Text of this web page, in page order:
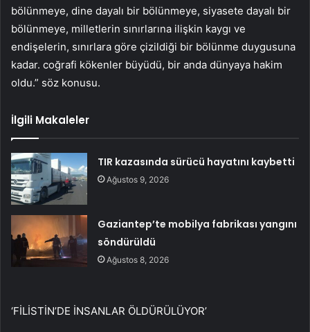
bölünmeye, dine dayalı bir bölünmeye, siyasete dayalı bir
bölünmeye, milletlerin sınırlarına ilişkin kaygı ve
endişelerin, sınırlara göre çizildiği bir bölünme duygusuna
kadar. coğrafi kökenler büyüdü, bir anda dünyaya hakim
oldu.” söz konusu.
İlgili Makaleler
TIR kazasında sürücü hayatını kaybetti
Ağustos 9, 2026
Gaziantep’te mobilya fabrikası yangını
söndürüldü
Ağustos 8, 2026
‘FİLİSTİN’DE İNSANLAR ÖLDÜRÜLÜYOR’